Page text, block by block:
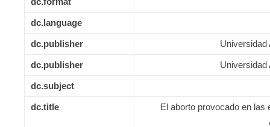
dc.language
dc.publisher Universidad
dc.publisher Universidad
dc.subject
dc.title
El aborto provocado en las